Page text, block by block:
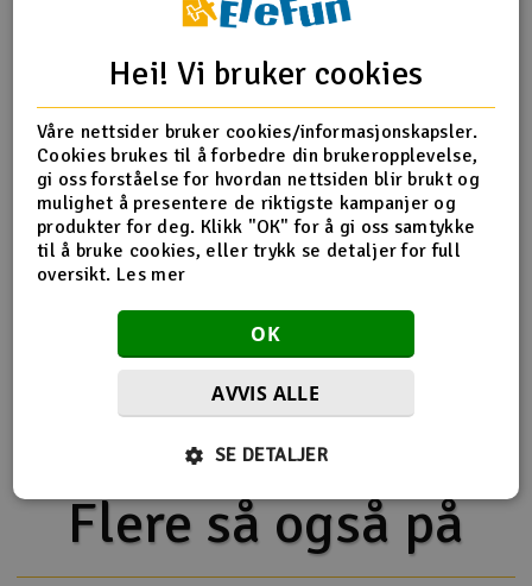
Smarthjem, lek & hobby
Solenergi
Sparkesykler & elkjøretøy
Verktøy, utstyr & tilbehør
Produktinformasjon
Flaske med 60ml Ultimate Racing silikon demperolje for
oljefylte dempere. Ultimate Racing demperolje er laget av
100% ren silikonolje og will ikke tynnes i varmt vær eller
bli tykkere i kaldt vær. Jo høyere viskositetsnummeret er,
jo tykkere er oljen. Ultimate Racing silikonolje inneholder
antifriksjonstilsetninger for å sikre lang levetid på
demperne og for å minske viskositetsendringer.
60ml
818cSt
Flere så også på
Hei! Vi bruker cookies
Våre nettsider bruker cookies/informasjonskapsler.
Cookies brukes til å forbedre din brukeropplevelse,
gi oss forståelse for hvordan nettsiden blir brukt og
mulighet å presentere de riktigste kampanjer og
produkter for deg. Klikk "OK" for å gi oss samtykke
til å bruke cookies, eller trykk se detaljer for full
oversikt. Les mer
OK
AVVIS ALLE
SE DETALJER